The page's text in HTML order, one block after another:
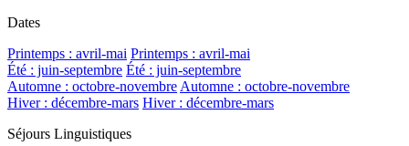
Dates
Printemps : avril-mai Printemps : avril-mai
Été : juin-septembre Été : juin-septembre
Automne : octobre-novembre Automne : octobre-novembre
Hiver : décembre-mars Hiver : décembre-mars
Séjours Linguistiques